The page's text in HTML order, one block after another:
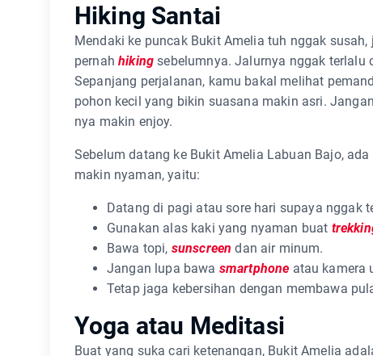
Hiking Santai
Mendaki ke puncak Bukit Amelia tuh nggak
pernahhiking sebelumnya. Jalurnya nggak terlalu
Sepanjang perjalanan, kamu bakal melihat
pohon kecil yang bikin suasana makin asri.
nya makin enjoy.
Sebelum datang ke Bukit Amelia Labuan Bajo,
makin nyaman, yaitu:
Datang di pagi atau sore hari supaya nggak
Gunakan alas kaki yang nyaman buat
Bawa topi, sunscreen dan air minum.
Jangan lupa bawa smartphone atau kamera
Tetap jaga kebersihan dengan membawa
Yoga atau Meditasi
Buat yang suka cari ketenangan, Bukit Amelia